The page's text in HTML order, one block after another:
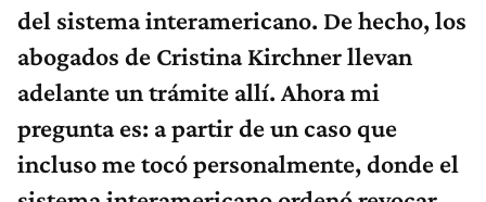
del sistema interamericano. De hecho, los
abogados de Cristina Kirchner llevan
adelante un trámite allí. Ahora mi
pregunta es: a partir de un caso que
incluso me tocó personalmente, donde el